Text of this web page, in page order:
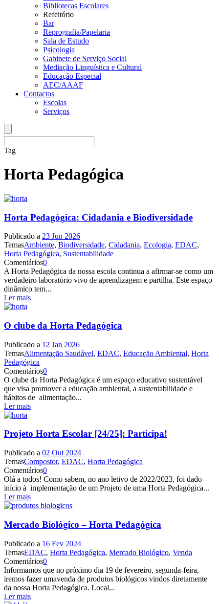
Bibliotecas Escolares
Refeitório
Bar
Reprografia/Papelaria
Sala de Estudo
Psicologia
Gabinete de Serviço Social
Mediação Linguística e Cultural
Educação Especial
AEC/AAAF
Contactos
Escolas
Serviços
Tag
Horta Pedagógica
Horta Pedagógica: Cidadania e Biodiversidade
Publicado a 23 Jun 2026
TemasAmbiente, Biodiversidade, Cidadania, Ecologia, EDAC,
Horta Pedagógica, Sustentabilidade
Comentários0
A Horta Pedagógica da nossa escola continua a afirmar-se como um
verdadeiro laboratório vivo de aprendizagem e partilha. Este espaço
dinâmico tem...
Ler mais
O clube da Horta Pedagógica
Publicado a 12 Jan 2026
TemasAlimentação Saudável, EDAC, Educação Ambiental, Horta
Pedagógica
Comentários0
O clube da Horta Pedagógica é um espaço educativo sustentável
que visa promover a educação ambiental, a sustentabilidade e
hábitos de alimentação...
Ler mais
Projeto Horta Escolar [24/25]: Participa!
Publicado a 02 Out 2024
TemasCompostor, EDAC, Horta Pedagógica
Comentários0
Olá a todos! Como sabem, no ano letivo de 2022/2023, foi dado
início à implementação de um Projeto de uma Horta Pedagógica...
Ler mais
Mercado Biológico – Horta Pedagógica
Publicado a 16 Fev 2024
TemasEDAC, Horta Pedagógica, Mercado Biológico, Venda
Comentários0
Informamos que no próximo dia 19 de fevereiro, segunda-feira,
iremos fazer umavenda de produtos biológicos vindos diretamente
da nossa Horta Pedagógica. Local...
Ler mais